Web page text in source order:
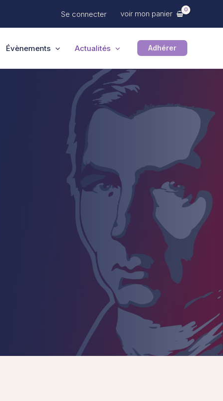
Se connecter voir mon panier
Évènements Actualités Adhérer